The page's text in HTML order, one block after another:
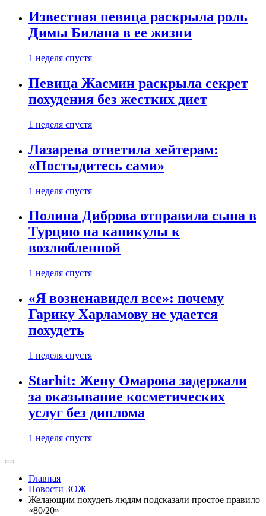
Известная певица раскрыла роль
Димы Билана в ее жизни
1 неделя спустя
Певица Жасмин раскрыла секрет
похудения без жестких диет
1 неделя спустя
Лазарева ответила хейтерам:
«Постыдитесь сами»
1 неделя спустя
Полина Диброва отправила сына в
Турцию на каникулы к
возлюбленной
1 неделя спустя
«Я возненавидел все»: почему
Гарику Харламову не удается
похудеть
1 неделя спустя
Starhit: Жену Омарова задержали
за оказывание косметических
услуг без диплома
1 неделя спустя
Главная
Новости ЗОЖ
Желающим похудеть людям подсказали простое правило
«80/20»